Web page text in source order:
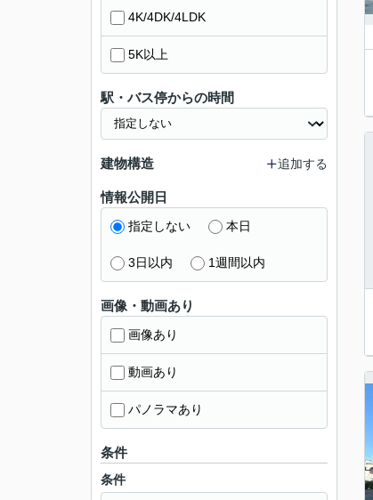
4K/4DK/4LDK
5K以上
駅・バス停からの時間
建物構造 追加する
情報公開日
指定しない 本日
3日以内 1週間以内
画像・動画あり
画像あり
動画あり
パノラマあり
条件
条件